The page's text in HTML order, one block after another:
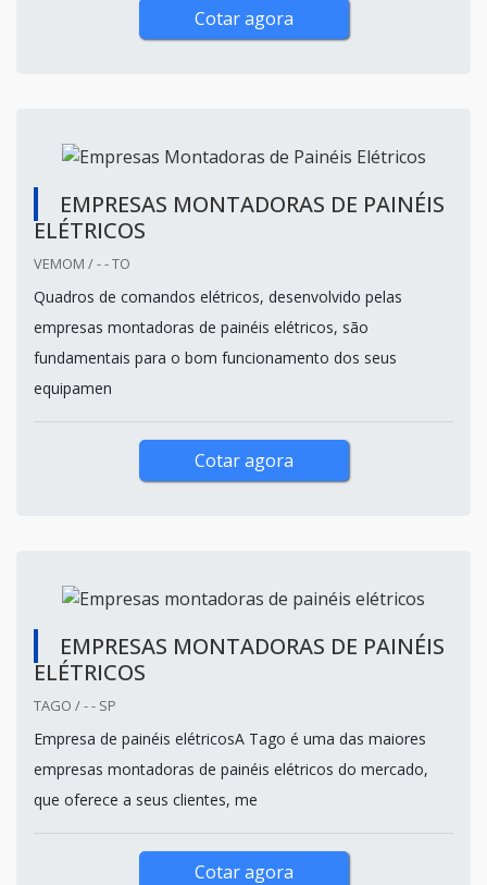
Cotar agora
EMPRESAS MONTADORAS DE PAINÉIS
ELÉTRICOS
VEMOM / - - TO
Quadros de comandos elétricos, desenvolvido pelas
empresas montadoras de painéis elétricos, são
fundamentais para o bom funcionamento dos seus
equipamen
Cotar agora
EMPRESAS MONTADORAS DE PAINÉIS
ELÉTRICOS
TAGO / - - SP
Empresa de painéis elétricosA Tago é uma das maiores
empresas montadoras de painéis elétricos do mercado,
que oferece a seus clientes, me
Cotar agora